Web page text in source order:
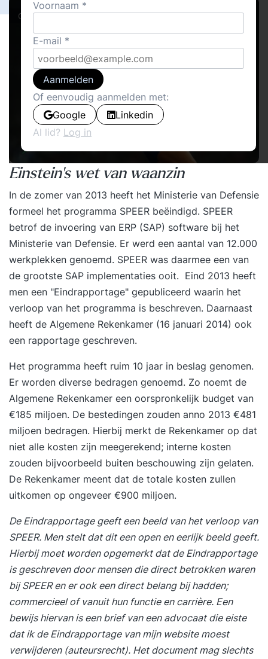
Cover stories · Cases
Einstein’s wet van waanzin
In de zomer van 2013 heeft het Ministerie van Defensie
formeel het programma SPEER beëindigd. SPEER
betrof de invoering van ERP (SAP) software bij het
Ministerie van Defensie. Er werd een aantal van 12.000
werkplekken genoemd. SPEER was daarmee een van
de grootste SAP implementaties ooit. Eind 2013 heeft
men een "Eindrapportage" gepubliceerd waarin het
verloop van het programma is beschreven. Daarnaast
heeft de Algemene Rekenkamer (16 januari 2014) ook
een rapportage geschreven.
Het programma heeft ruim 10 jaar in beslag genomen.
Er worden diverse bedragen genoemd. Zo noemt de
Algemene Rekenkamer een oorspronkelijk budget van
€185 miljoen. De bestedingen zouden anno 2013 €481
miljoen bedragen. Hierbij merkt de Rekenkamer op dat
niet alle kosten zijn meegerekend; interne kosten
zouden bijvoorbeeld buiten beschouwing zijn gelaten.
De Rekenkamer meent dat de totale kosten zullen
uitkomen op ongeveer €900 miljoen.
De Eindrapportage geeft een beeld van het verloop van
SPEER. Men stelt dat dit een open en eerlijk beeld geeft.
Hierbij moet worden opgemerkt dat de Eindrapportage
is geschreven door mensen die direct betrokken waren
bij SPEERen er ook een direct belang bij hadden;
commercieel of vanuit hun functie en carrière. Een
bewijs hiervan is een brief van een advocaat die eiste
dat ik de Eindrapportage van mijn website moest
verwijderen (auteursrecht). Het document mag slechts
Voornaam
E-mail
Aanmelden
Of eenvoudig aanmelden met:
Google
Linkedin
Al lid? Log in